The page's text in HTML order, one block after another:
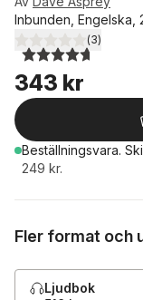
Inbunden, Engelska,
4,7utav 5 stjärnor.
(3)
343 kr
Beställningsvara.
249 kr.
Fler format och
Ljudbok